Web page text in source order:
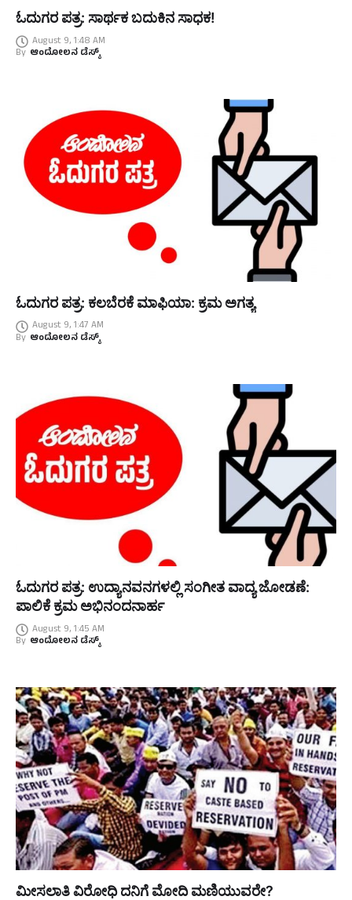
ಓದುಗರ ಪತ್ರ: ಸಾರ್ಥಕ ಬದುಕಿನ ಸಾಧಕ!
August 9, 1:48 AM
By ಆಂದೋಲನ ಡೆಸ್ಕ್
ಓದುಗರ ಪತ್ರ: ಕಲಬೆರಕೆ ಮಾಫಿಯಾ: ಕ್ರಮ ಅಗತ್ಯ
August 9, 1:47 AM
By ಆಂದೋಲನ ಡೆಸ್ಕ್
ಓದುಗರ ಪತ್ರ: ಉದ್ಯಾನವನಗಳಲ್ಲಿ ಸಂಗೀತ ವಾದ್ಯ ಜೋಡಣೆ:
ಪಾಲಿಕೆ ಕ್ರಮ ಅಭಿನಂದನಾರ್ಹ
August 9, 1:45 AM
By ಆಂದೋಲನ ಡೆಸ್ಕ್
ಮೀಸಲಾತಿ ವಿರೋಧಿ ದನಿಗೆ ಮೋದಿ ಮಣಿಯುವರೇ?